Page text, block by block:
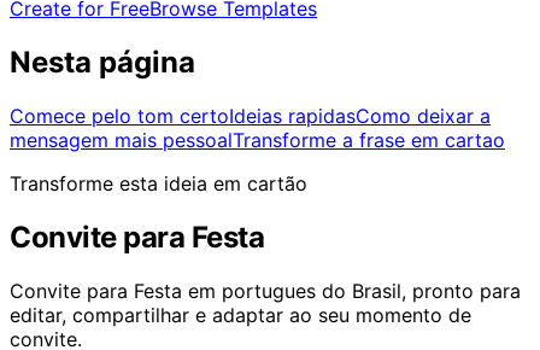
Create for FreeBrowse Templates
Nesta página
Comece pelo tom certoIdeias rapidasComo deixar a
mensagem mais pessoalTransforme a frase em cartao
Transforme esta ideia em cartão
Convite para Festa
Convite para Festa em portugues do Brasil, pronto para
editar, compartilhar e adaptar ao seu momento de
convite.